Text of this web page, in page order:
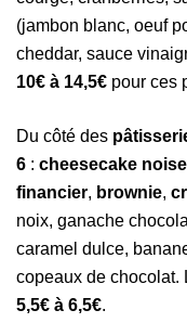
(jambon blanc, oeuf
cheddar, sauce
10€ à 14,5€ pour ces
Du côté des
6 : cheesecake
financier, brownie,
noix, ganache
caramel dulce,
copeaux de chocolat.
5,5€ à 6,5€.